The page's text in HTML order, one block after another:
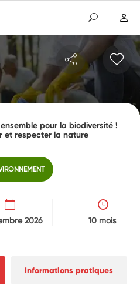
pour la biodiversité !
et respecter la nature
2026 10 mois
Informations pratiques